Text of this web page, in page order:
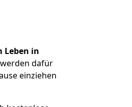
Leben in
dafür
einziehen